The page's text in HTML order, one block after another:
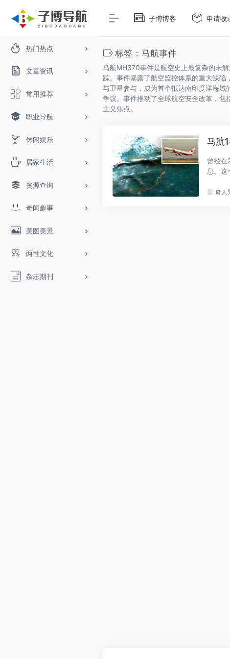
热门热点
文章资讯
常用推荐
职业导航
休闲娱乐
居家生活
资源查询
奇闻趣事
美图美景
两性文化
杂志期刊
子博博客 申请收
标签：马航事件
马航MH370事件是航空史上最复杂的未
踪。事件暴露了航空监控体系的重大缺
与卫星参与，成为首个抵达南印度洋海
争议。事件推动了全球航空安全改革，
主义焦点。
马航
曾经在
息。这
奇人